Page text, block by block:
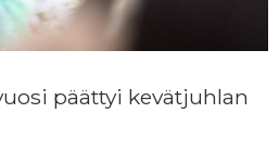
päättyi kevätjuhlan